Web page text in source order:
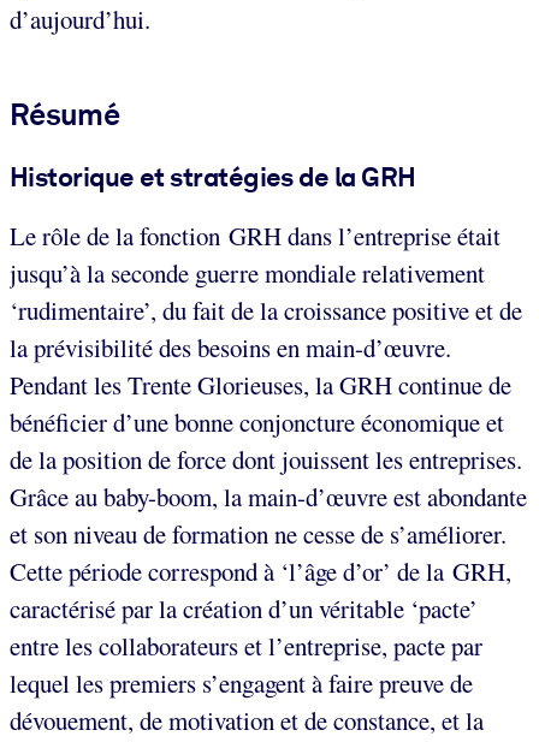
d’aujourd’hui.
Résumé
Historique et stratégies de la GRH
Le rôle de la fonction GRH dans l’entreprise était
jusqu’à la seconde guerre mondiale relativement
‘rudimentaire’, du fait de la croissance positive et de
la prévisibilité des besoins en main-d’œuvre.
Pendant les Trente Glorieuses, la GRH continue de
bénéficier d’une bonne conjoncture économique et
de la position de force dont jouissent les entreprises.
Grâce au baby-boom, la main-d’œuvre est abondante
et son niveau de formation ne cesse de s’améliorer.
Cette période correspond à ‘l’âge d’or’ de la GRH,
caractérisé par la création d’un véritable ‘pacte’
entre les collaborateurs et l’entreprise, pacte par
lequel les premiers s’engagent à faire preuve de
dévouement, de motivation et de constance, et la